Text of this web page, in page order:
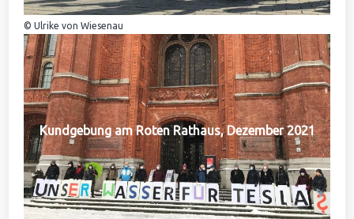
© Ulrike von Wiesenau
Kundgebung am Roten Rathaus, Dezember 2021